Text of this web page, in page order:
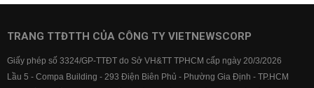
TRANG TTĐTTH CỦA CÔNG TY VIETNEWSCORP
Giấy phép số 3324/GP-TTĐT do Sở VH&TT TPHCM cấp ngày 20/3/2026
Lầu 5 - Compa Building - 293 Điện Biên Phủ - Phường Gia Định - TP.HCM